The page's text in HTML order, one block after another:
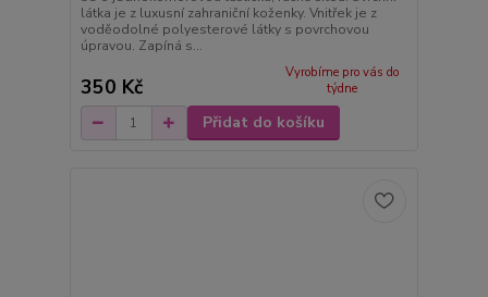
látka je z luxusní zahraniční koženky. Vnitřek je z
voděodolné polyesterové látky s povrchovou
úpravou. Zapíná s...
350 Kč
Vyrobíme pro vás do
týdne
Přidat do košíku